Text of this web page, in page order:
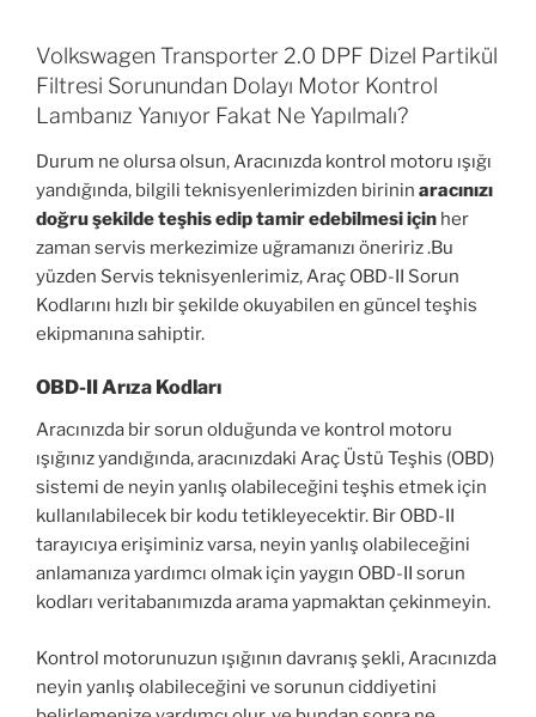
Volkswagen Transporter 2.0 DPF Dizel Partikül
Filtresi Sorunundan Dolayı Motor Kontrol
Lambanız Yanıyor Fakat Ne Yapılmalı?
Durum ne olursa olsun, Aracınızda kontrol motoru ışığı
yandığında, bilgili teknisyenlerimizden birinin aracınızı
doğru şekilde teşhis edip tamir edebilmesi için her
zaman servis merkezimize uğramanızı öneririz .Bu
yüzden Servis teknisyenlerimiz, Araç OBD-II Sorun
Kodlarını hızlı bir şekilde okuyabilen en güncel teşhis
ekipmanına sahiptir.
OBD-II Arıza Kodları
Aracınızda bir sorun olduğunda ve kontrol motoru
ışığınız yandığında, aracınızdaki Araç Üstü Teşhis (OBD)
sistemi de neyin yanlış olabileceğini teşhis etmek için
kullanılabilecek bir kodu tetikleyecektir. Bir OBD-II
tarayıcıya erişiminiz varsa, neyin yanlış olabileceğini
anlamanıza yardımcı olmak için yaygın OBD-II sorun
kodları veritabanımızda arama yapmaktan çekinmeyin.
Kontrol motorunuzun ışığının davranış şekli, Aracınızda
neyin yanlış olabileceğini ve sorunun ciddiyetini